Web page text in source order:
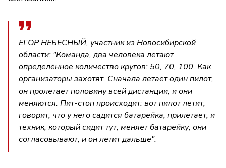
ЕГОР НЕБЕСНЫЙ, участник из Новосибирской
области: "Команда, два человека летают
определённое количество кругов: 50, 70, 100. Как
организаторы захотят. Сначала летает один пилот,
он пролетает половину всей дистанции, и они
меняются. Пит-стоп происходит: вот пилот летит,
говорит, что у него садится батарейка, прилетает, и
техник, который сидит тут, меняет батарейку, они
согласовывают, и он летит дальше".